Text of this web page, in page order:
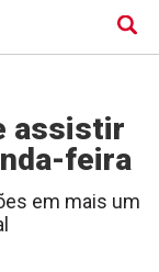
assistir
feira
em mais um